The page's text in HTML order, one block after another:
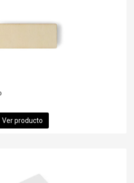
Ver producto